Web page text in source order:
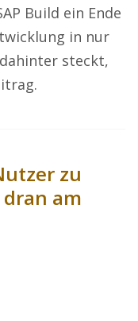
Build ein Ende
in nur
steckt,
zu
dran am